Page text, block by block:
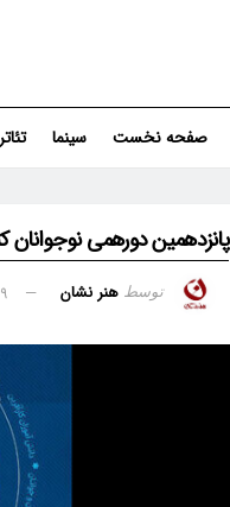
صفحه نخست سینما تئاتر
پانزدهمین دورهمی نوجوانان
توسط هنر نشان